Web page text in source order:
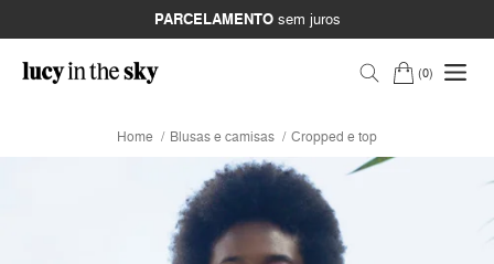
PARCELAMENTOsem juros
0
Home Blusas e camisas Cropped e top